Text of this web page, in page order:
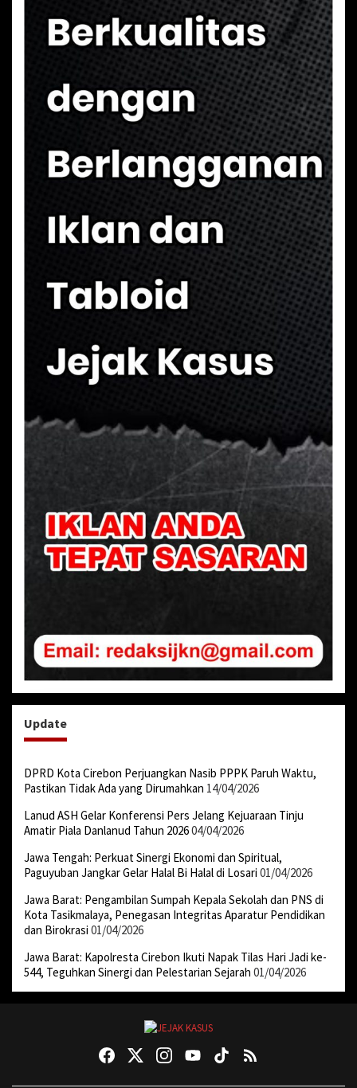
Update
DPRD Kota Cirebon Perjuangkan Nasib PPPK Paruh Waktu,
Pastikan Tidak Ada yang Dirumahkan 14/04/2026
Lanud ASH Gelar Konferensi Pers Jelang Kejuaraan Tinju
Amatir Piala Danlanud Tahun 202604/04/2026
Jawa Tengah: Perkuat Sinergi Ekonomi dan Spiritual,
Paguyuban Jangkar Gelar Halal Bi Halal di Losari 01/04/2026
Jawa Barat: Pengambilan Sumpah Kepala Sekolah dan PNS di
Kota Tasikmalaya, Penegasan Integritas Aparatur Pendidikan
dan Birokrasi 01/04/2026
Jawa Barat: Kapolresta Cirebon Ikuti Napak Tilas Hari Jadi ke-
544, Teguhkan Sinergi dan Pelestarian Sejarah 01/04/2026